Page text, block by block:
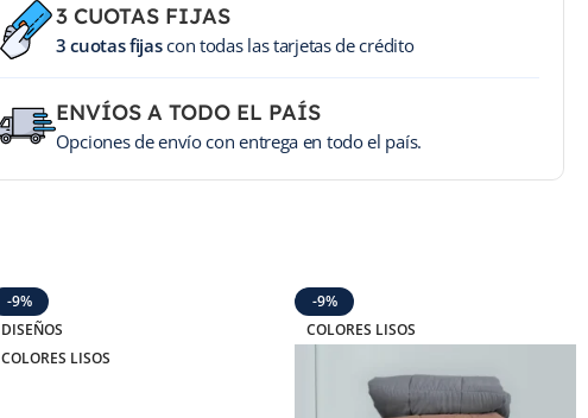
3 CUOTAS FIJAS
3 cuotas fijascon todas las tarjetas de crédito
ENVÍOS A TODO EL PAÍS
Opciones de envío con entrega en todo el país.
-9%
DISEÑOS
COLORES LISOS
-9%
COLORES LISOS